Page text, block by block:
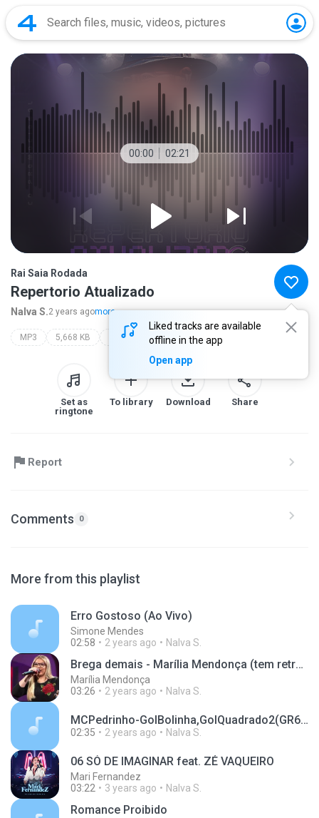
00:00 02:21
Liked tracks are available
offline in the app
Open app
Rai Saia Rodada
Repertorio Atualizado
Nalva S.2 years agomore...
MP3 5,668 KB rai saia rodada
Set as
ringtone
To library Download Share
Report
Comments 0
More from this playlist
Erro Gostoso (Ao Vivo)
Simone Mendes
02:58
2 years ago Nalva S.
Brega demais - Marília Mendonça (tem retrato dela)
Marília Mendonça
03:26
2 years ago Nalva S.
MCPedrinho-GolBolinha,GolQuadrado2(GR6Explode)DJ900_559.m4a
02:35 2 years ago Nalva S.
06 SÓ DE IMAGINAR feat. ZÉ VAQUEIRO
Mari Fernandez
03:22
3 years ago Nalva S.
Romance Proibido